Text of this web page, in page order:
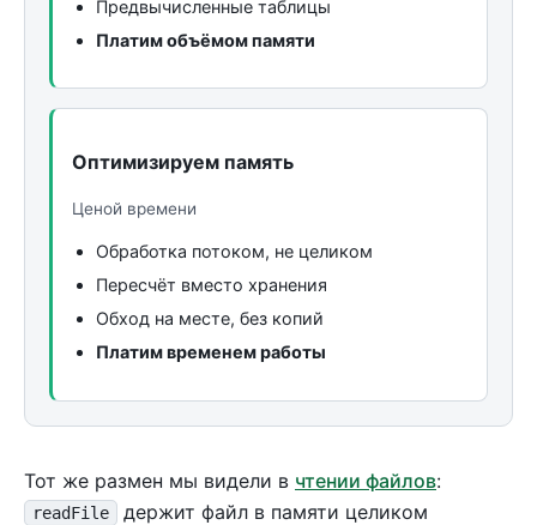
Предвычисленные таблицы
Платим объёмом памяти
Оптимизируем память
Ценой времени
Обработка потоком, не целиком
Пересчёт вместо хранения
Обход на месте, без копий
Платим временем работы
Тот же размен мы видели в чтении файлов:
readFile держит файл в памяти целиком